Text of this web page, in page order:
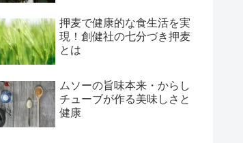
押麦で健康的な食生活を実
現！創健社の七分づき押麦
とは
ムソーの旨味本来・からし
チューブが作る美味しさと
健康